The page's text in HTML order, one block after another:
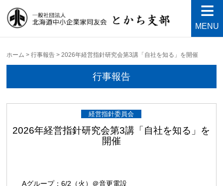
北海道中小企業家同友会と
かち支部
良い会社、良い経営者、よい経営環境づくりを目指し
MENU
ホーム >行事報告 >2026年経営指針研究会第3講「自社を知る」を開催
行事報告
経営指針委員会
2026年経営指針研究会第3講「自社を知る」を
開催
Aグループ：6/2（火）＠音更電設